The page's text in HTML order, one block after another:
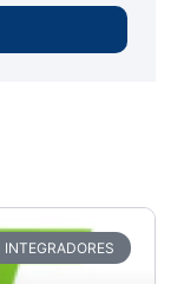
INTEGRADORES